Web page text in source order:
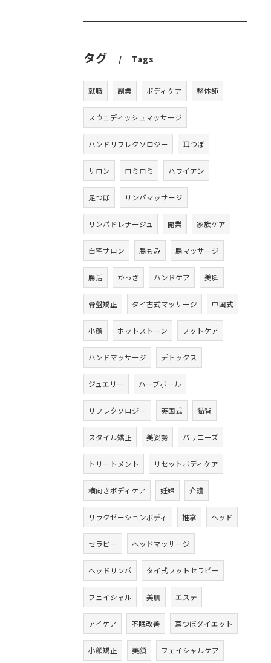
タグ Tags
就職 副業 ボディケア 整体師
スウェディッシュマッサージ
ハンドリフレクソロジー 耳つぼ
サロン ロミロミ ハワイアン
足つぼ リンパマッサージ
リンパドレナージュ 開業 家族ケア
自宅サロン 腸もみ 腸マッサージ
腸活 かっさ ハンドケア 美脚
骨盤矯正 タイ古式マッサージ 中国式
小顔 ホットストーン フットケア
ハンドマッサージ デトックス
ジュエリー ハーブボール
リフレクソロジー 英国式 猫背
スタイル矯正 美姿勢 バリニーズ
トリートメント リセットボディケア
横向きボディケア 妊婦 介護
リラクゼーションボディ 推拿 ヘッド
セラピー ヘッドマッサージ
ヘッドリンパ タイ式フットセラピー
フェイシャル 美肌 エステ
アイケア 不眠改善 耳つぼダイエット
小顔矯正 美顔 フェイシャルケア